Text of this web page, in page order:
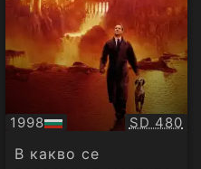
1998
БГ
аудио
SD 480
В какво се